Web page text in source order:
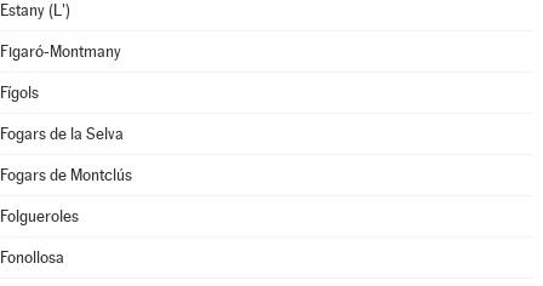
Estany (L')
Figaró-Montmany
Fígols
Fogars de la Selva
Fogars de Montclús
Folgueroles
Fonollosa